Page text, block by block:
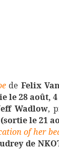
deFelix
le 28 août,
Wadlow,
le 21
of her
de